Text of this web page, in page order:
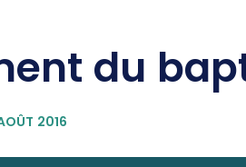
du
2016